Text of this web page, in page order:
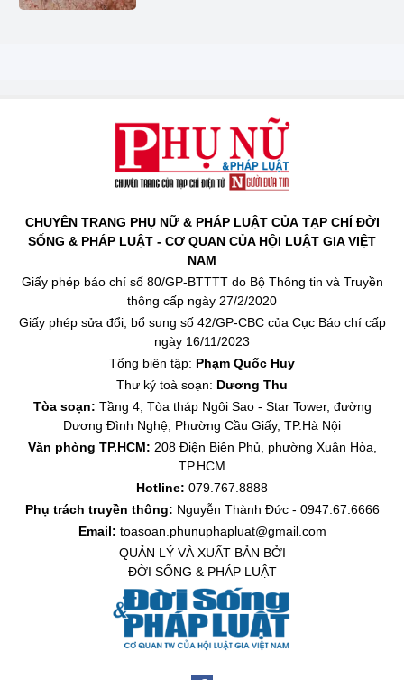
CHUYÊN TRANG PHỤ NỮ & PHÁP LUẬT CỦA TẠP CHÍ ĐỜI
SỐNG & PHÁP LUẬT - CƠ QUAN CỦA HỘI LUẬT GIA VIỆT
NAM
Giấy phép báo chí số 80/GP-BTTTT do Bộ Thông tin và Truyền
thông cấp ngày 27/2/2020
Giấy phép sửa đổi, bổ sung số 42/GP-CBC của Cục Báo chí cấp
ngày 16/11/2023
Tổng biên tập: Phạm Quốc Huy
Thư ký toà soạn: Dương Thu
Tòa soạn: Tầng 4, Tòa tháp Ngôi Sao - Star Tower, đường
Dương Đình Nghệ, Phường Cầu Giấy, TP.Hà Nội
Văn phòng TP.HCM: 208 Điện Biên Phủ, phường Xuân Hòa,
TP.HCM
Hotline: 079.767.8888
Phụ trách truyền thông: Nguyễn Thành Đức - 0947.67.6666
Email: toasoan.phunuphapluat@gmail.com
QUẢN LÝ VÀ XUẤT BẢN BỞI
ĐỜI SỐNG & PHÁP LUẬT